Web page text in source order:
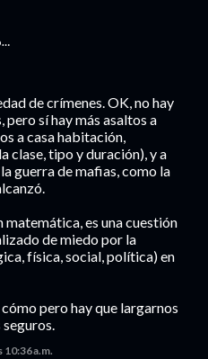
de crímenes. OK, no hay
pero sí hay más asaltos a
a casa habitación,
clase, tipo y duración), y a
guerra de mafias, como la
matemática, es una cuestión
de miedo por la
física, social, política) en
pero hay que largarnos
seguros.
10:36 a.m.